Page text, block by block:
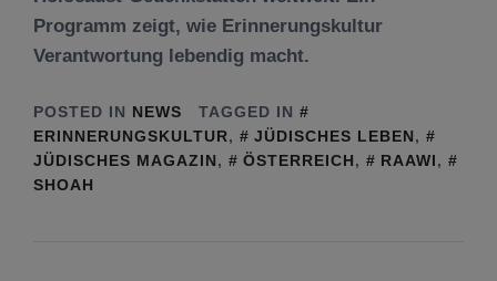
Programm zeigt, wie Erinnerungskultur
Verantwortung lebendig macht.
POSTED IN NEWS
TAGGED IN
ERINNERUNGSKULTUR, JÜDISCHES LEBEN,
JÜDISCHES MAGAZIN, ÖSTERREICH, RAAWI,
SHOAH